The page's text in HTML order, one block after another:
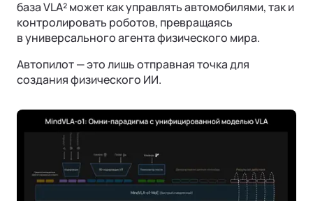
база VLA² может как управлять автомобилями, так и
контролировать роботов, превращаясь
в универсального агента физического мира.
Автопилот — это лишь отправная точка для
создания физического ИИ.